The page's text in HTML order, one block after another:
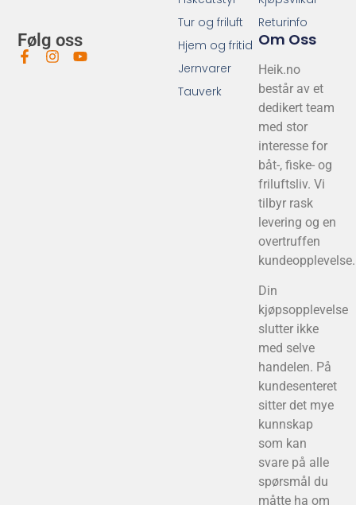
Følg oss
Returinfo
Om Oss
Heik.no
består av et
dedikert team
med stor
interesse for
båt-, fiske- og
friluftsliv. Vi
tilbyr rask
levering og en
overtruffen
kundeopplevelse.
Din
kjøpsopplevelse
slutter ikke
med selve
handelen. På
kundesenteret
sitter det mye
kunnskap
som kan
svare på alle
spørsmål du
måtte ha om
Tur og friluft
Hjem og fritid
Jernvarer
Tauverk